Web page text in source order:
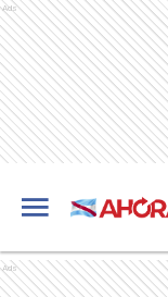
Ads
Ads